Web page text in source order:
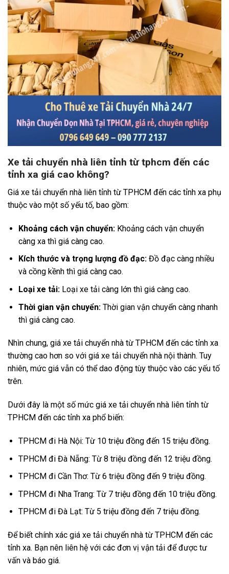
Xe tải chuyển nhà liên tỉnh từ tphcm đến các
tỉnh xa giá cao không?
Giá xe tải chuyển nhà liên tỉnh từ TPHCM đến các tỉnh xa phụ
thuộc vào một số yếu tố, bao gồm:
Khoảng cách vận chuyển:Khoảng cách vận chuyển
càng xa thì giá càng cao.
Kích thước và trọng lượng đồ đạc:Đồ đạc càng nhiều
và cồng kềnh thì giá càng cao.
Loại xe tải: Loại xe tải càng lớn thì giá càng cao.
Thời gian vận chuyển: Thời gian vận chuyển càng nhanh
thì giá càng cao.
Nhìn chung, giá xe tải chuyển nhà từ TPHCM đến các tỉnh xa
thường cao hơn so với giá xe tải chuyển nhà nội thành. Tuy
nhiên, mức giá vẫn có thể dao động tùy thuộc vào các yếu tố
trên.
Dưới đây là một số mức giá xe tải chuyển nhà liên tỉnh từ
TPHCM đến các tỉnh xa phổ biến:
TPHCM đi Hà Nội: Từ 10 triệu đồng đến 15 triệu đồng.
TPHCM đi Đà Nẵng: Từ 8 triệu đồng đến 12 triệu đồng.
TPHCM đi Cần Thơ: Từ 6 triệu đồng đến 9 triệu đồng.
TPHCM đi Nha Trang: Từ 7 triệu đồng đến 10 triệu đồng.
TPHCM đi Đà Lạt: Từ 5 triệu đồng đến 7 triệu đồng.
Để biết chính xác giá xe tải chuyển nhà từ TPHCM đến các
tỉnh xa. Bạn nên liên hệ với các đơn vị vận tải để được tư
vấn và báo giá.